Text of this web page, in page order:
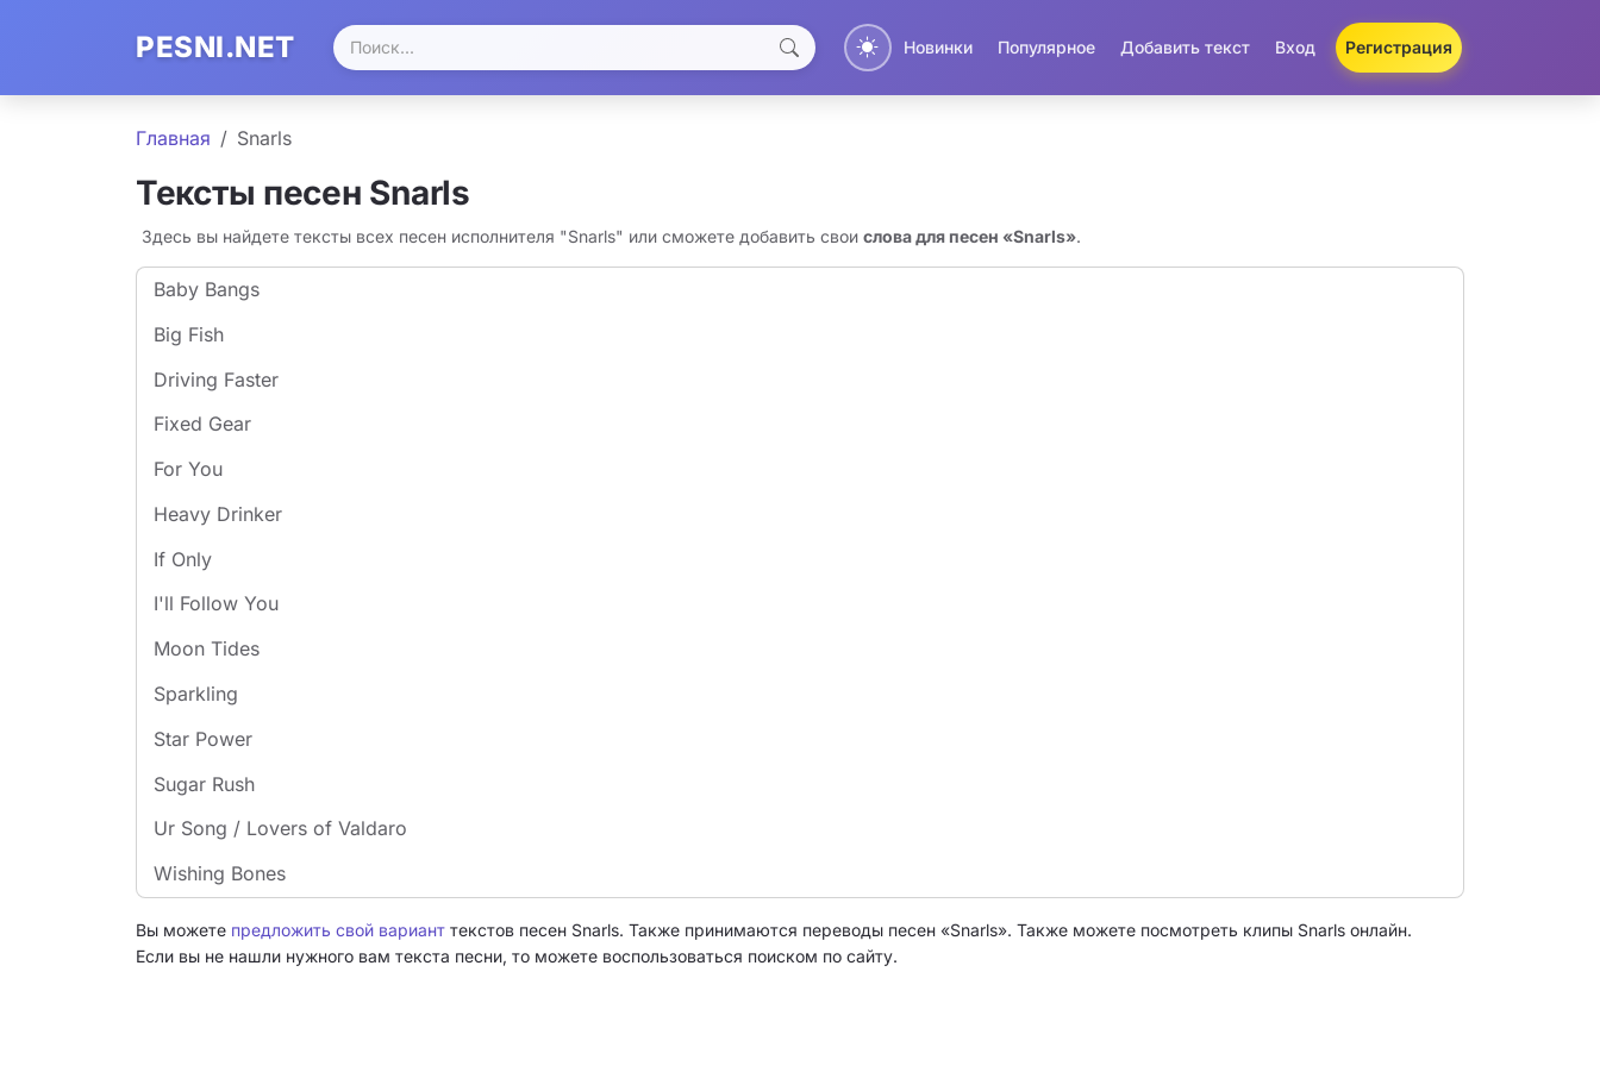
PESNI.NET Новинки Популярное Добавить текст Вход Регистрация
Главная Snarls
Тексты песен Snarls
Здесь вы найдете тексты всех песен исполнителя "Snarls" или сможете добавить свои слова для песен «Snarls».
Baby Bangs
Big Fish
Driving Faster
Fixed Gear
For You
Heavy Drinker
If Only
I'll Follow You
Moon Tides
Sparkling
Star Power
Sugar Rush
Ur Song / Lovers of Valdaro
Wishing Bones
Вы можете предложить свой вариант текстов песен Snarls. Также принимаются переводы песен «Snarls». Также можете посмотреть клипы Snarls онлайн.
Если вы не нашли нужного вам текста песни, то можете воспользоваться поиском по сайту.